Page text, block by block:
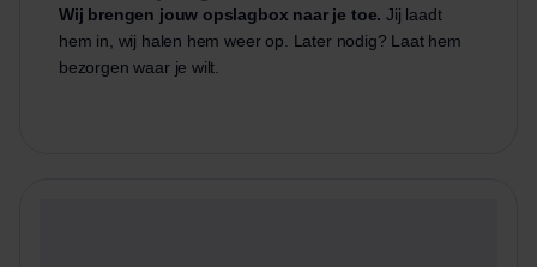
Wij brengen jouw opslagbox naar je toe. Jij laadt
hem in, wij halen hem weer op. Later nodig? Laat hem
bezorgen waar je wilt.